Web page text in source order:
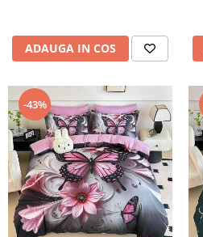
ADAUGA IN COS
-43%